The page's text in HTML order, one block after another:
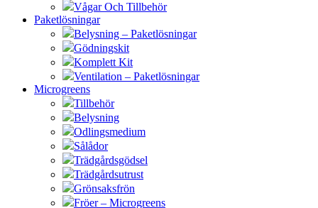
Vågar Och Tillbehör
Paketlösningar
Belysning – Paketlösningar
Gödningskit
Komplett Kit
Ventilation – Paketlösningar
Microgreens
Tillbehör
Belysning
Odlingsmedium
Sålådor
Trädgårdsgödsel
Trädgårdsutrust
Grönsaksfrön
Fröer – Microgreens